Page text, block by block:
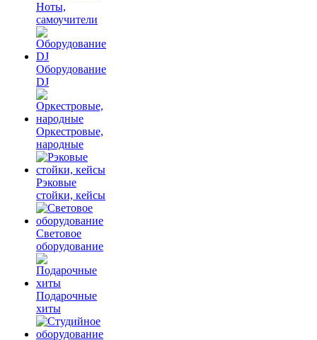
Ноты,
самоучители
Оборудование
DJ
Оркестровые,
народные
Рэковые
стойки, кейсы
Световое
оборудование
Подарочные
хиты